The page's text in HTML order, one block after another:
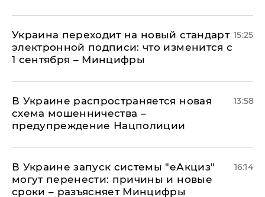
Украина переходит на новый стандарт
электронной подписи: что изменится с
1 сентября – Минцифры
15:25
В Украине распространяется новая
схема мошенничества –
предупреждение Нацполиции
13:58
В Украине запуск системы "еАкциз"
могут перенести: причины и новые
сроки – разъясняет Минцифры
16:14